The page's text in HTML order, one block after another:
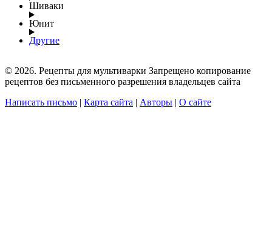
Шиваки
Юнит
Другие
© 2026. Рецепты для мультиварки Запрещено копирование
рецептов без письменного разрешения владельцев сайта
Написать письмо | Карта сайта | Авторы | О сайте